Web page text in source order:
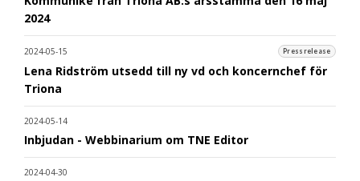
2024
2024-05-15 Pressrelease
Lena Ridström utsedd till ny vd och koncernchef för
Triona
2024-05-14
Inbjudan - Webbinarium om TNE Editor
2024-04-30